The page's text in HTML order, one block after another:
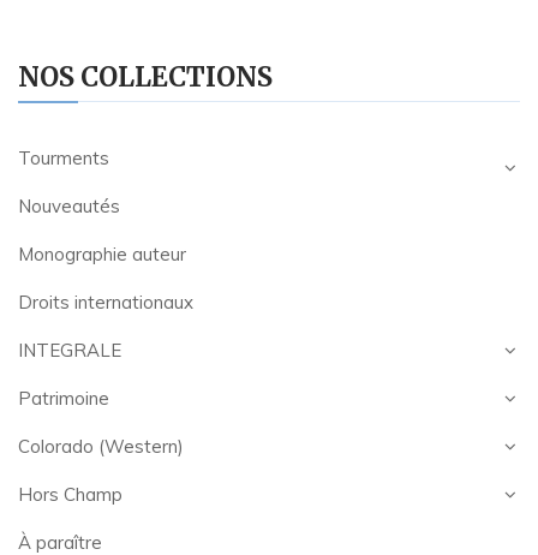
NOS COLLECTIONS
Tourments
Nouveautés
Monographie auteur
Droits internationaux
INTEGRALE
Patrimoine
Colorado (Western)
Hors Champ
À paraître